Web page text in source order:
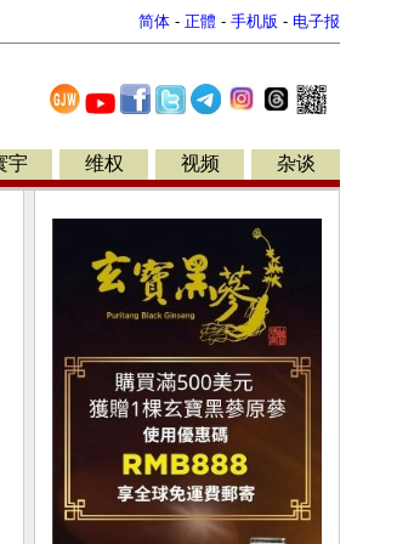
简体 - 正體 - 手机版 - 电子报
宇 维权 视频 杂谈